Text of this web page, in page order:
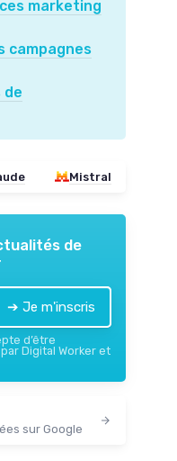
marketing
campagnes
de
Mistral
de
➔ Je m'inscris
d’être
Digital Worker et
sur Google